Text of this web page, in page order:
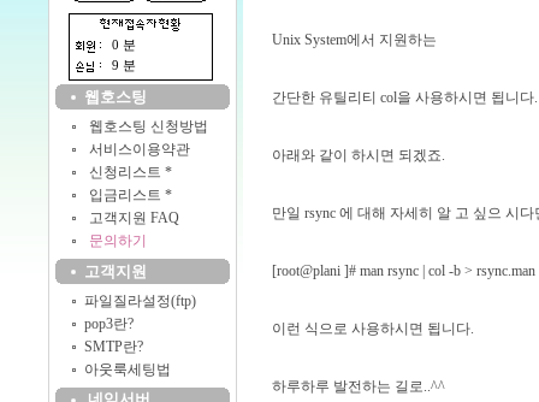
0 분
9 분
웹호스팅
웹호스팅 신청방법
서비스이용약관
신청리스트 *
입금리스트 *
고객지원 FAQ
문의하기
고객지원
파일질라설정(ftp)
pop3란?
SMTP란?
아웃룩세팅법
Unix System에서 지원하는
간단한 유틸리티 col을 사용하시면 됩니다.
아래와 같이 하시면 되겠죠.
만일 rsync 에 대해 자세히 알 고 싶으 시다
[root@plani ]# man rsync | col -b > rsync.man
이런 식으로 사용하시면 됩니다.
하루하루 발전하는 길로..^^